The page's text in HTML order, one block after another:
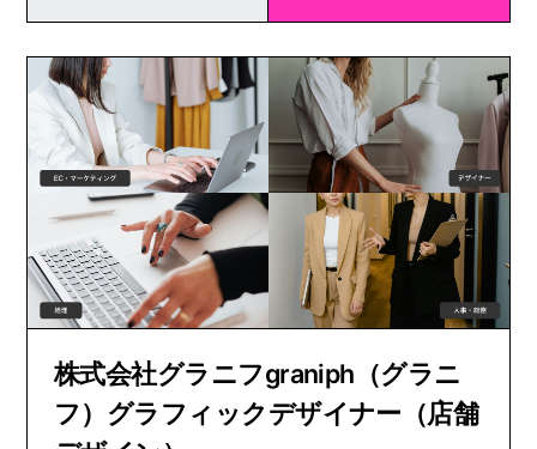
株式会社グラニフgraniph（グラニ
フ）グラフィックデザイナー（店舗